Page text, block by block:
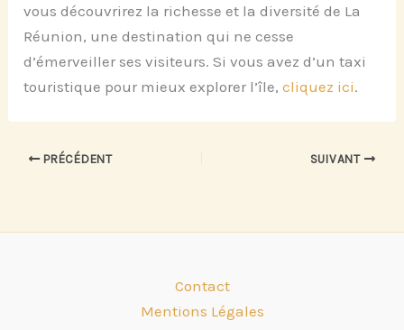
vous découvrirez la richesse et la diversité de La
Réunion, une destination qui ne cesse
d’émerveiller ses visiteurs. Si vous avez d’un taxi
touristique pour mieux explorer l’île,cliquez ici.
PRÉCÉDENT SUIVANT
Contact
Mentions Légales